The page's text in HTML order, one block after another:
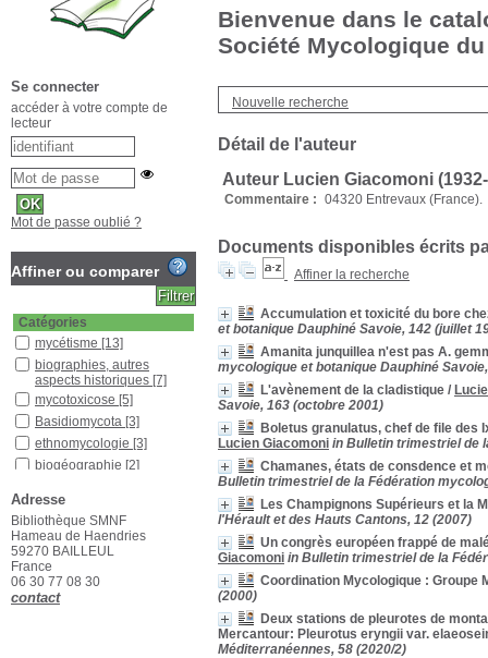
Bienvenue dans le
Société Mycologique
Nouvelle recherche
Détail de l'auteur
Auteur Lucien Giacomoni
Commentaire : 04320 Entrevaux (France).
Documents disponibles écrits
Affiner la recherche
Accumulation et toxicité du bore
et botanique Dauphiné Savoie, 142 (juillet
Amanita junquillea n'est pas A.
mycologique et botanique Dauphiné
L'avènement de la cladistique /
Savoie, 163 (octobre 2001)
Boletus granulatus, chef de file
Lucien Giacomoni in Bulletin trimestriel de
Chamanes, états de consdence et
Bulletin trimestriel de la Fédération
Les Champignons Supérieurs et la
l'Hérault et des Hauts Cantons, 12 (2007)
Un congrès européen frappé de
Giacomoni in Bulletin trimestriel de la
Coordination Mycologique : Groupe
(2000)
Deux stations de pleurotes de
Mercantour: Pleurotus eryngii var.
Méditerranéennes, 58 (2020/2)
Se connecter
accéder à votre compte de
lecteur
Mot de passe oublié ?
Affiner ou comparer
Catégories
mycétisme [13]
biographies, autres
aspects historiques [7]
mycotoxicose [5]
Basidiomycota [3]
ethnomycologie [3]
biogéographie [2]
loisirs
mycologie médicale
autres[1]
biologie et physiologie
fondamentales
mycologie appliquée
Adresse
Bibliothèque SMNF
Hameau de Haendries
59270 BAILLEUL
France
06 30 77 08 30
contact